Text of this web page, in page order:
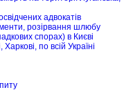
адвокатів
розірвання шлюбу
спорах) в Києві
по всій Україні